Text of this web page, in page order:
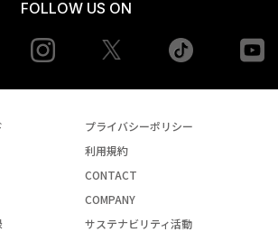
FOLLOW US ON
Instagram tiktok
プライバシーポリシー
利用規約
CONTACT
COMPANY
サステナビリティ活動